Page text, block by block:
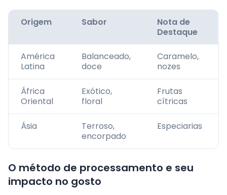
Origem Sabor
Nota de
Destaque
América
Latina
Balanceado,
doce
Caramelo,
nozes
África
Oriental
Exótico,
floral
Frutas
cítricas
Ásia
Terroso,
encorpado
Especiarias
O método de processamento e seu
impacto no gosto